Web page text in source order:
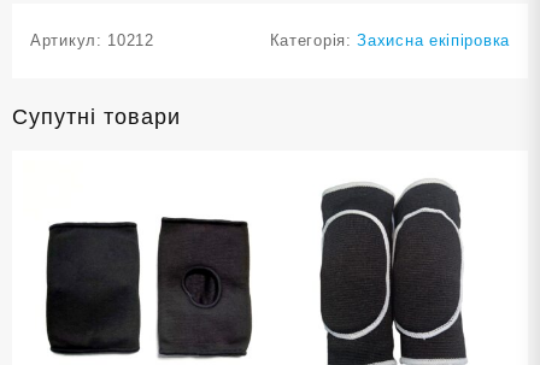
Артикул: 10212 Категорія:Захисна екіпіровка
Супутні товари